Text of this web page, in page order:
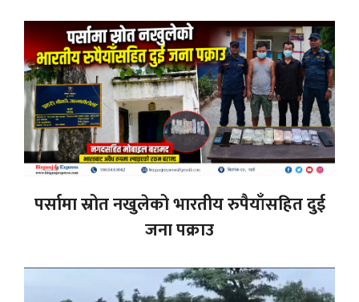
पर्सामा स्रोत नखुलेको भारतीय रुपैयाँसहित दुई
जना पक्राउ